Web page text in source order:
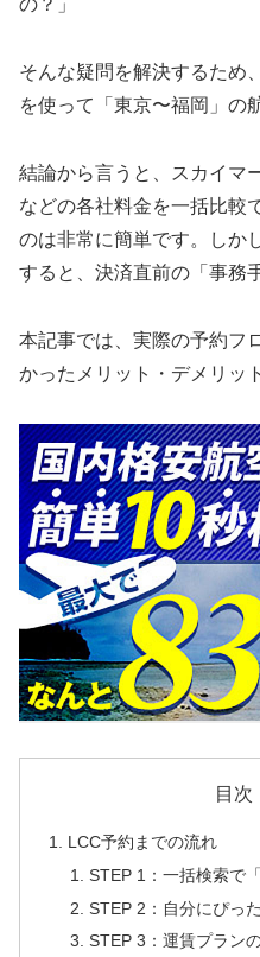
の？」
そんな疑問を解決するため
を使って「東京〜福岡」の
結論から言うと、スカイマ
などの各社料金を一括比較
のは非常に簡単です。しか
すると、決済直前の「事務
本記事では、実際の予約フ
かったメリット・デメリッ
目次
LCC予約までの流れ
STEP 1：一括検索で
STEP 2：自分にぴっ
STEP 3：運賃プラン